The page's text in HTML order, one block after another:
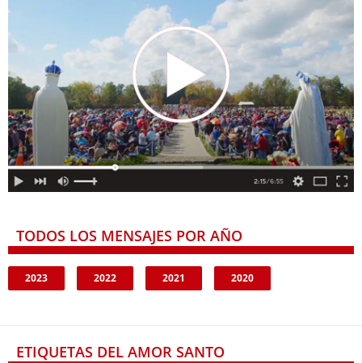
TODOS LOS MENSAJES POR AÑO
2023 2022 2021 2020
ETIQUETAS DEL AMOR SANTO